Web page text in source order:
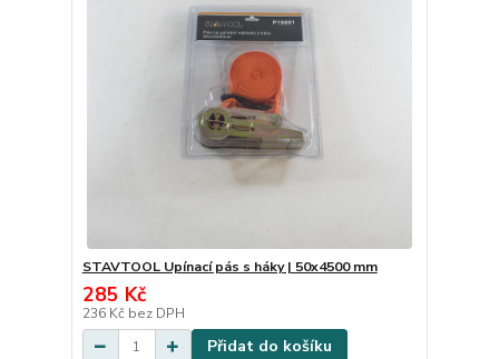
STAVTOOL Upínací pás s háky | 50x4500 mm
285 Kč
236 Kč bez DPH
Přidat do košíku